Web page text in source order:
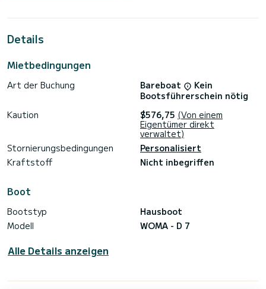
Details
Mietbedingungen
Art der Buchung Bareboat
Kein
Bootsführerschein nötig
Kaution
$576,75 (Von einem
Eigentümer direkt
verwaltet)
Stornierungsbedingungen
Personalisiert
Kraftstoff
Nicht inbegriffen
Boot
Bootstyp
Hausboot
Modell
WOMA - D 7
Alle Details anzeigen